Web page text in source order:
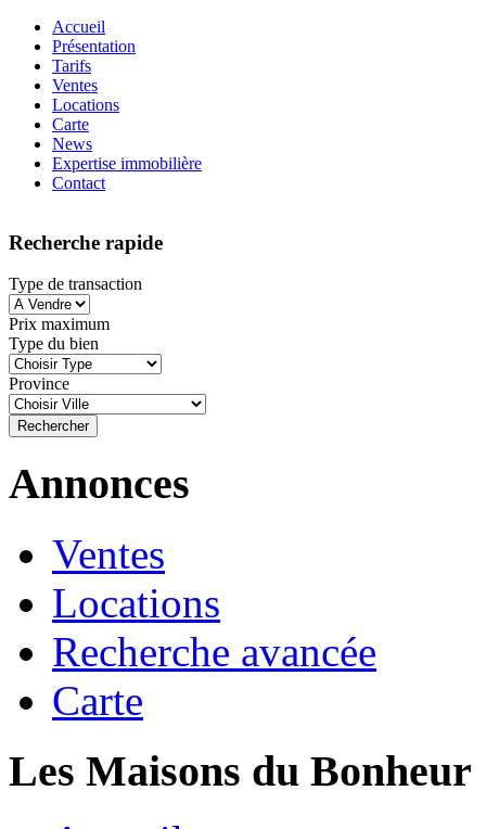
Accueil
Présentation
Tarifs
Ventes
Locations
Carte
News
Expertise immobilière
Contact
Recherche rapide
Type de transaction
Prix maximum
Type du bien
Province
Annonces
Ventes
Locations
Recherche avancée
Carte
Les Maisons du Bonheur